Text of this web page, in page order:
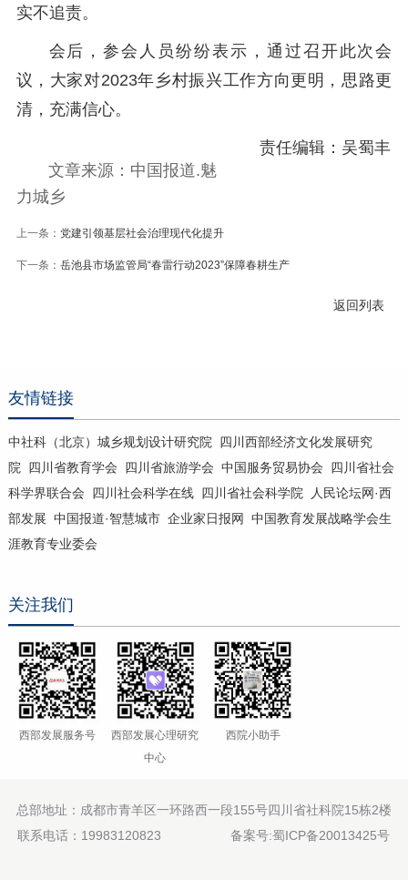
实不追责。
会后，参会人员纷纷表示，通过召开此次会
议，大家对2023年乡村振兴工作方向更明，思路更
清，充满信心。
责任编辑：吴蜀丰
文章来源：中国报道.魅
力城乡
上一条： 党建引领基层社会治理现代化提升
下一条： 岳池县市场监管局“春雷行动2023”保障春耕生产
返回列表
友情链接
中社科（北京）城乡规划设计研究院
四川西部经济文化发展研究
院
四川省教育学会 四川省旅游学会 中国服务贸易协会
四川省社会
科学界联合会
四川社会科学在线 四川省社会科学院
人民论坛网·西
部发展 中国报道·智慧城市 企业家日报网
中国教育发展战略学会生
涯教育专业委会
关注我们
西部发展服务号
西部发展心理研究
中心
西院小助手
总部地址：成都市青羊区一环路西一段155号四川省社科院15栋2楼
联系电话：19983120823备案号:蜀ICP备20013425号